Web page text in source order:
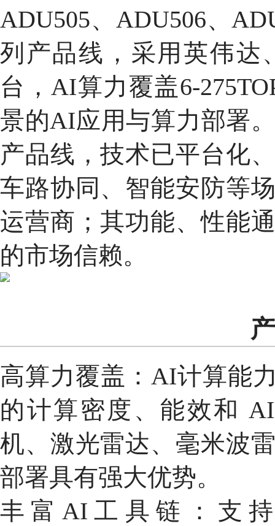
ADU505、ADU506、
列产品线，采用英伟达
台，AI算力覆盖6-
景的AI应用与算力部署
产品线，技术已平台化
车路协同、智能安防等
运营商；其功能、性能
的市场信赖。
高算力覆盖：AI计算能
的计算密度、能效和
机、激光雷达、毫米波
部署具有强大优势。
丰富AI工具链：支持